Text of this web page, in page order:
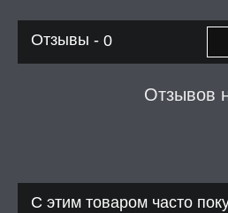
Отзывы - 0
Отзывов
С этим товаром часто